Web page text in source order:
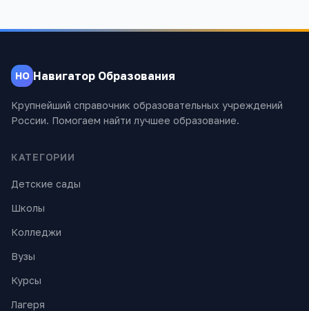
НО Навигатор Образования
Крупнейший справочник образовательных учреждений
России. Помогаем найти лучшее образование.
КАТЕГОРИИ
Детские сады
Школы
Колледжи
Вузы
Курсы
Лагеря